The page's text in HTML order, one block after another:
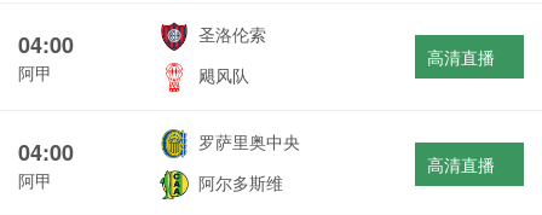
04:00
阿甲
圣洛伦索
飓风队
高清直播
04:00
阿甲
罗萨里奥中央
阿尔多斯维
高清直播